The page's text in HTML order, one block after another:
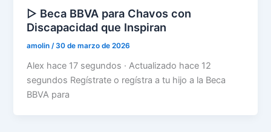
▷ Beca BBVA para Chavos con
Discapacidad que Inspiran
amolin/30 de marzo de 2026
Alex hace 17 segundos · Actualizado hace 12
segundos Regístrate o regístra a tu hijo a la Beca
BBVA para